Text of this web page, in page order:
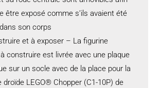
être exposé comme s’ils avaient été
son corps
et à exposer – La figurine
construire est livrée avec une plaque
sur un socle avec de la place pour la
droïde LEGO® Chopper (C1-10P) de